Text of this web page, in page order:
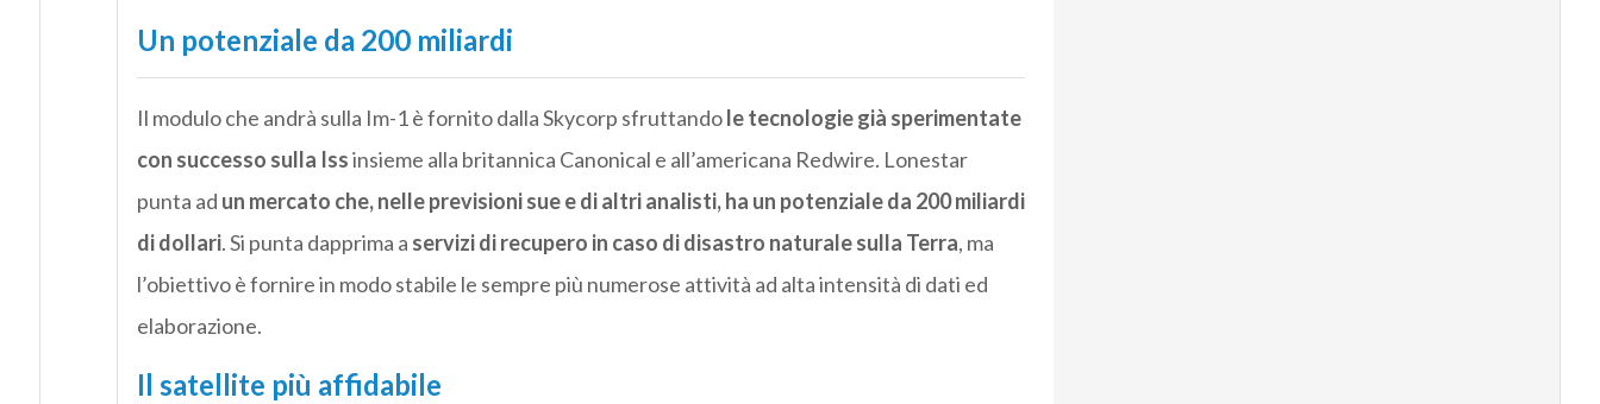
Un potenziale da 200 miliardi
Il modulo che andrà sulla Im-1 è fornito dalla Skycorp sfruttandole tecnologie già sperimentate
con successo sulla Issinsieme alla britannica Canonical e all’americana Redwire. Lonestar
punta ad un mercato che, nelle previsioni sue e di altri analisti, ha un potenziale da 200 miliardi
di dollari. Si punta dapprima a servizi di recupero in caso di disastro naturale sulla Terra, ma
l’obiettivo è fornire in modo stabile le sempre più numerose attività ad alta intensità di dati ed
elaborazione.
Il satellite più affidabile